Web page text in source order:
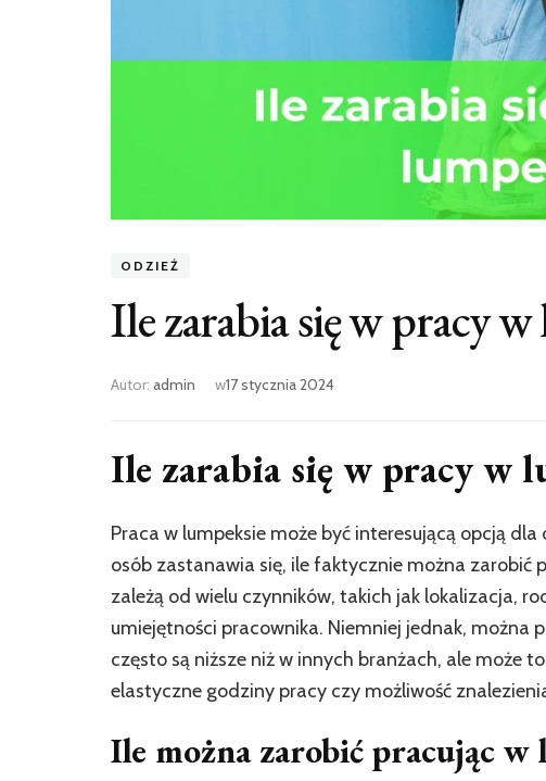
ODZIEŻ
Ile zarabia się w pracy
Autor: admin w17 stycznia 2024
Ile zarabia się w pracy w
Praca w lumpeksie może być interesującą opcją
osób zastanawia się, ile faktycznie można zarobić
zależą od wielu czynników, takich jak lokalizacja,
umiejętności pracownika. Niemniej jednak, można
często są niższe niż w innych branżach, ale może
elastyczne godziny pracy czy możliwość
Ile można zarobić pracując w